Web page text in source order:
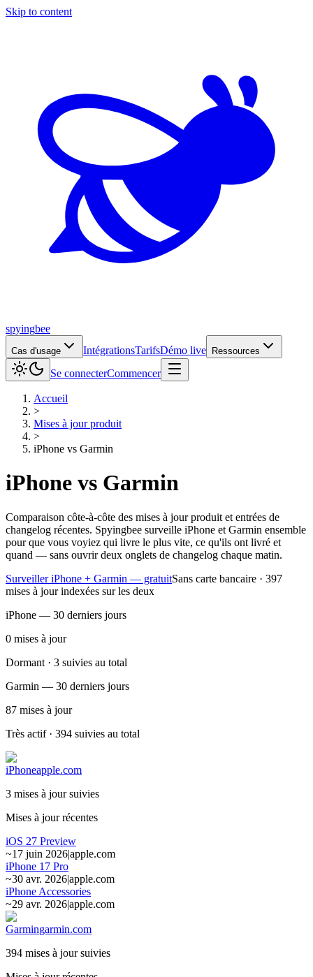
Skip to content
spyingbee
Cas d'usage IntégrationsTarifsDémo live Ressources
Se connecterCommencer
Accueil
>
Mises à jour produit
>
iPhone vs Garmin
iPhone vs Garmin
Comparaison côte-à-côte des mises à jour produit et entrées de
changelog récentes. Spyingbee surveille iPhone et Garmin ensemble
pour que vous voyiez qui livre le plus vite, ce qu'ils ont livré et
quand — sans ouvrir deux onglets de changelog chaque matin.
Surveiller iPhone + Garmin — gratuitSans carte bancaire · 397
mises à jour indexées sur les deux
iPhone — 30 derniers jours
0 mises à jour
Dormant · 3 suivies au total
Garmin — 30 derniers jours
87 mises à jour
Très actif · 394 suivies au total
iPhoneapple.com
3 mises à jour suivies
Mises à jour récentes
iOS 27 Preview
~17 juin 2026|apple.com
iPhone 17 Pro
~30 avr. 2026|apple.com
iPhone Accessories
~29 avr. 2026|apple.com
Garmingarmin.com
394 mises à jour suivies